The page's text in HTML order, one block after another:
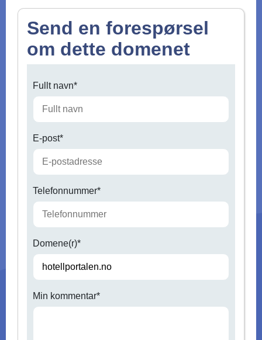
Send en forespørsel
om dette domenet
Fullt navn*
E-post*
Telefonnummer*
Domene(r)*
Min kommentar*